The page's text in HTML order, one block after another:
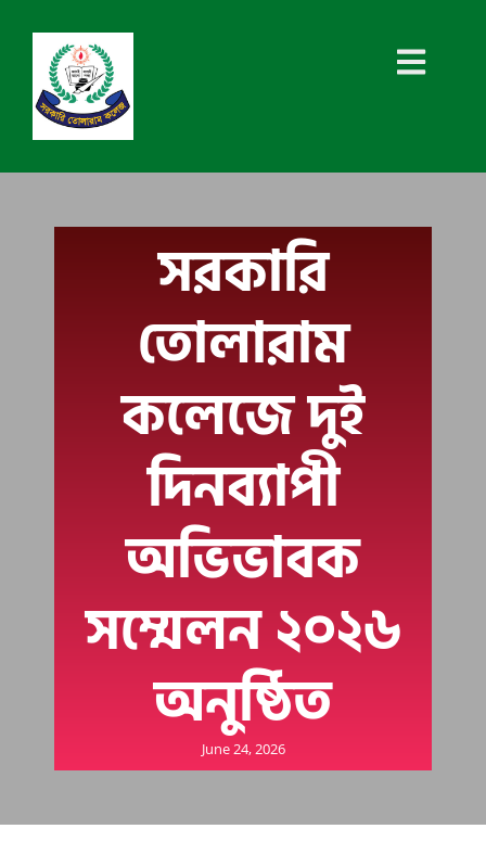
সরকারি
তোলারাম
কলেজে দুই
দিনব্যাপী
অভিভাবক
সম্মেলন ২০২৬
অনুষ্ঠিত
June 24, 2026